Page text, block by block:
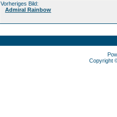
Vorheriges Bild:
Admiral Rainbow
Copyright